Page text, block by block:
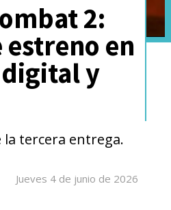
2:
estreno en
y
la tercera entrega.
Jueves 4 de junio de 2026